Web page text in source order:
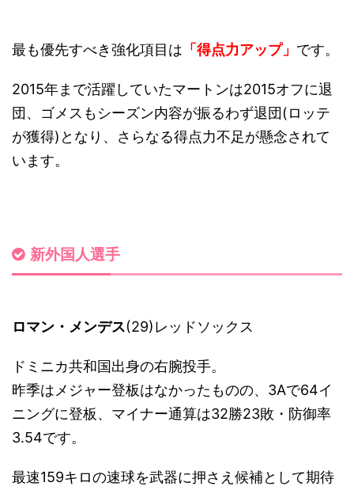
最も優先すべき強化項目は 「得点力アップ」 です。
2015年まで活躍していたマートンは2015オフに退
団、ゴメスもシーズン内容が振るわず退団(ロッテ
が獲得)となり、さらなる得点力不足が懸念されて
います。
新外国人選手
ロマン・メンデス(29)レッドソックス
ドミニカ共和国出身の右腕投手。
昨季はメジャー登板はなかったものの、3Aで64イ
ニングに登板、マイナー通算は32勝23敗・防御率
3.54です。
最速159キロの速球を武器に押さえ候補として期待